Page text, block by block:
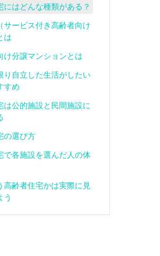
にはどんな種類がある？
サービス付き高齢者向け
は
け分譲マンションとは
り自立した生活がしたい
すめ
は公的施設と民間施設に
の選び方
で各施設を選んだ人の体
高齢者住宅かは実際に見
う